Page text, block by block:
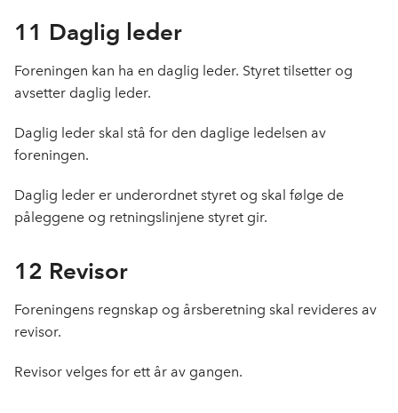
11 Daglig leder
Foreningen kan ha en daglig leder. Styret tilsetter og
avsetter daglig leder.
Daglig leder skal stå for den daglige ledelsen av
foreningen.
Daglig leder er underordnet styret og skal følge de
påleggene og retningslinjene styret gir.
12 Revisor
Foreningens regnskap og årsberetning skal revideres av
revisor.
Revisor velges for ett år av gangen.